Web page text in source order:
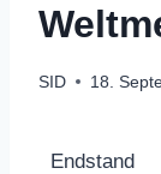
SID 18.
Endstand